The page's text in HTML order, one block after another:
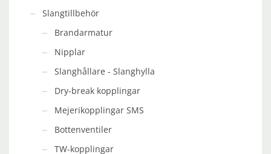
Slangtillbehör
Brandarmatur
Nipplar
Slanghållare - Slanghylla
Dry-break kopplingar
Mejerikopplingar SMS
Bottenventiler
TW-kopplingar